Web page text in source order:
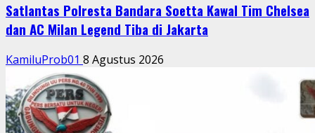
Satlantas Polresta Bandara Soetta Kawal Tim Chelsea
dan AC Milan Legend Tiba di Jakarta
KamiluProb01 8 Agustus 2026